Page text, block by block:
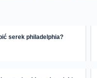
serek philadelphia?